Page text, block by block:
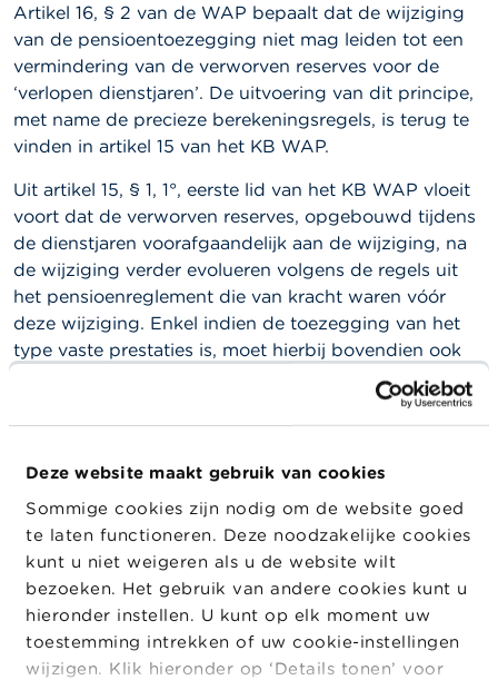
Deze website maakt gebruik van cookies
Sommige cookies zijn nodig om de website goed
te laten functioneren. Deze noodzakelijke cookies
kunt u niet weigeren als u de website wilt
bezoeken. Het gebruik van andere cookies kunt u
hieronder instellen. U kunt op elk moment uw
toestemming intrekken of uw cookie-instellingen
wijzigen. Klik hieronder op ‘Details tonen’ voor
N
i
e
u
w
s
&
W
a
r
s
c
h
u
w
i
n
b
C
o
n
Artikel 16, § 2 van de WAP bepaalt dat de wijziging
van de pensioentoezegging niet mag leiden tot een
vermindering van de verworven reserves voor de
‘verlopen dienstjaren’. De uitvoering van dit principe,
met name de precieze berekeningsregels, is terug te
vinden in artikel 15 van het KB WAP.
Uit artikel 15, § 1, 1°, eerste lid van het KB WAP vloeit
voort dat de verworven reserves, opgebouwd tijdens
de dienstjaren voorafgaandelijk aan de wijziging, na
de wijziging verder evolueren volgens de regels uit
het pensioenreglement die van kracht waren vóór
deze wijziging. Enkel indien de toezegging van het
type vaste prestaties is, moet hierbij bovendien ook
rekening worden gehouden met artikel 15, § 1, 1°,
tweede lid van het KB WAP (het zogenaamde
dynamisch beheer).
De FSMA is van oordeel dat het toepassingsgebied
van artikel 15 van het KB WAP niet beperkt kan
worden tot de pensioentoezeggingen van het type
vaste prestaties. Zij meent dat dit artikel betrekking
heeft op iedere wijziging van een
pensioentoezegging die een effect heeft op de
evolutie van de verworven reserves, ongeacht het
type van pensioentoezegging.